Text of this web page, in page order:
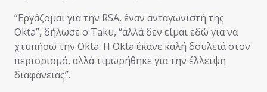
“Εργάζομαι για την RSA, έναν ανταγωνιστή της
Okta”, δήλωσε ο Taku, “αλλά δεν είμαι εδώ για να
χτυπήσω την Okta. Η Okta έκανε καλή δουλειά στον
περιορισμό, αλλά τιμωρήθηκε για την έλλειψη
διαφάνειας”.